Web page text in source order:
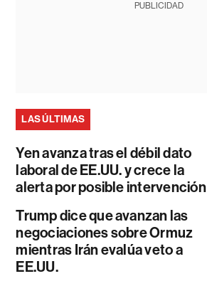
PUBLICIDAD
LAS ÚLTIMAS
Yen avanza tras el débil dato
laboral de EE.UU. y crece la
alerta por posible intervención
Trump dice que avanzan las
negociaciones sobre Ormuz
mientras Irán evalúa veto a
EE.UU.